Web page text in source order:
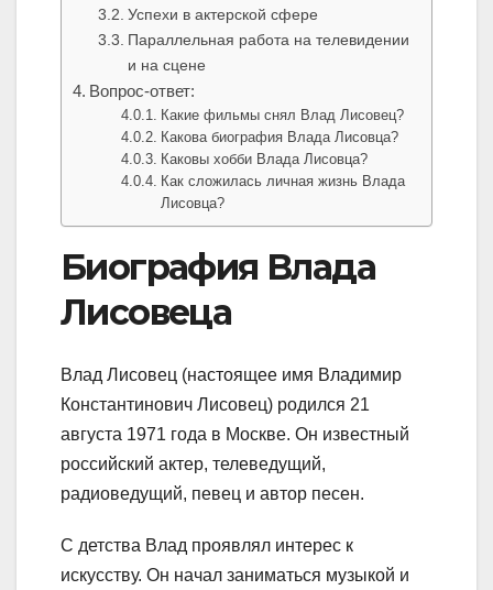
Успехи в актерской сфере
Параллельная работа на телевидении
и на сцене
Вопрос-ответ:
Какие фильмы снял Влад Лисовец?
Какова биография Влада Лисовца?
Каковы хобби Влада Лисовца?
Как сложилась личная жизнь Влада
Лисовца?
Биография Влада
Лисовеца
Влад Лисовец (настоящее имя Владимир
Константинович Лисовец) родился 21
августа 1971 года в Москве. Он известный
российский актер, телеведущий,
радиоведущий, певец и автор песен.
С детства Влад проявлял интерес к
искусству. Он начал заниматься музыкой и